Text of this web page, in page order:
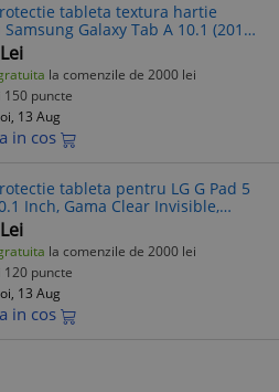
tableta textura hartie
Galaxy Tab A 10.1 (2019),
Gama Artistic Paper, Pentru
desenat, Anti-reflex,
Lei
la comenzile de 2000 lei
150 puncte
13 Aug
in cos
tableta pentru LG G Pad 5
Inch, Gama Clear Invisible,
Silicon, Instalare acasa,
Transparenta
Lei
la comenzile de 2000 lei
120 puncte
13 Aug
in cos